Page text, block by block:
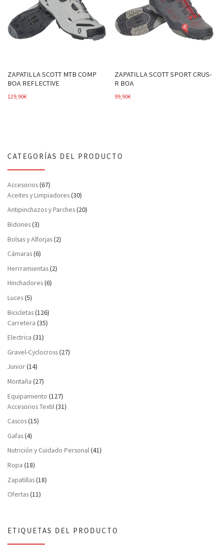
ZAPATILLA SCOTT MTB COMP
BOA REFLECTIVE
129,90€
ZAPATILLA SCOTT SPORT CRUS-
R BOA
99,90€
CATEGORÍAS DEL PRODUCTO
Accesorios(67)
Aceites y Limpiadores(30)
Antipinchazos y Parches(20)
Bidones(3)
Bolsas y Alforjas(2)
Cámaras(6)
Herrramientas(2)
Hinchadores(6)
Luces(5)
Bicicletas(126)
Carretera (35)
Electrica (31)
Gravel-Cyclocross(27)
Junior(14)
Montaña (27)
Equipamiento (127)
Accesorios Textil(31)
Cascos(15)
Gafas(4)
Nutrición y Cuidado Personal(41)
Ropa (18)
Zapatillas(18)
Ofertas(11)
ETIQUETAS DEL PRODUCTO